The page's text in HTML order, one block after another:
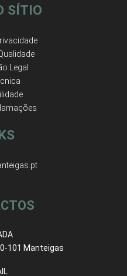
SÍTIO
Legal
101 Manteigas